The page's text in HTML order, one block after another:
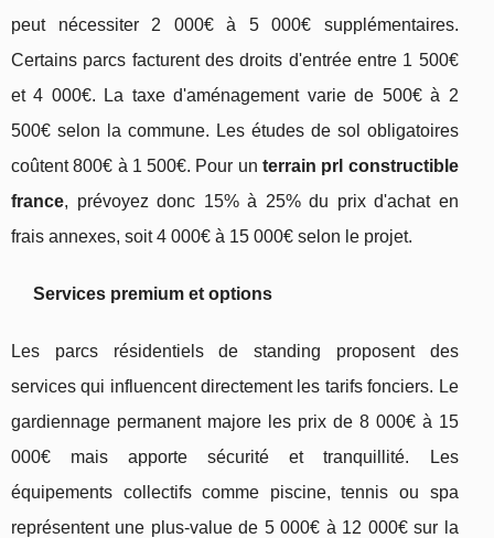
peut nécessiter 2 000€ à 5 000€ supplémentaires.
Certains parcs facturent des droits d'entrée entre 1 500€
et 4 000€. La taxe d'aménagement varie de 500€ à 2
500€ selon la commune. Les études de sol obligatoires
coûtent 800€ à 1 500€. Pour unterrain prl constructible
france, prévoyez donc 15% à 25% du prix d'achat en
frais annexes, soit 4 000€ à 15 000€ selon le projet.
Services premium et options
Les parcs résidentiels de standing proposent des
services qui influencent directement les tarifs fonciers. Le
gardiennage permanent majore les prix de 8 000€ à 15
000€ mais apporte sécurité et tranquillité. Les
équipements collectifs comme piscine, tennis ou spa
représentent une plus-value de 5 000€ à 12 000€ sur la